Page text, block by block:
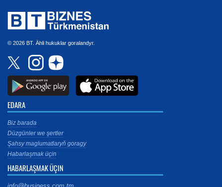
© 2026 BT. Ähli hukuklar goralandyr.
EDARA
Biz barada
Düzgünler we şertler
Şahsy maglumatlaryň goragy
Habarlaşmak üçin
HABARLAŞMAK ÜÇIN